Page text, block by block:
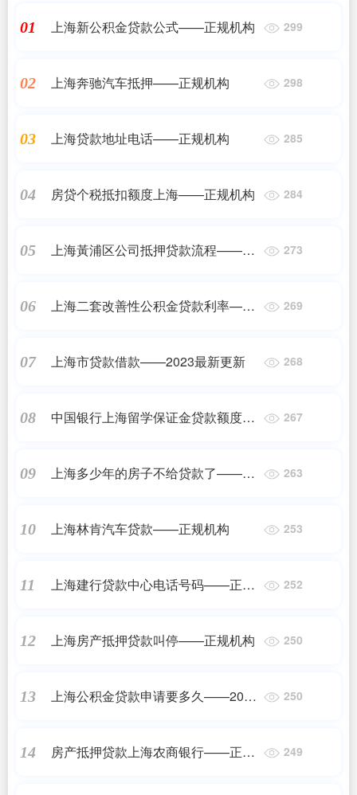
01 上海新公积金贷款公式——正规机构 299
02 上海奔驰汽车抵押——正规机构 298
03 上海贷款地址电话——正规机构 285
04 房贷个税抵扣额度上海——正规机构 284
05
上海黃浦区公司抵押贷款流程——正
273
06
上海二套改善性公积金贷款利率——
269
07 上海市贷款借款——2023最新更新 268
08
中国银行上海留学保证金贷款额度
267
09
上海多少年的房子不给贷款了——正
263
10 上海林肯汽车贷款——正规机构 253
11
上海建行贷款中心电话号码——正规
252
12 上海房产抵押贷款叫停——正规机构 250
13
上海公积金贷款申请要多久——2023
250
14
房产抵押贷款上海农商银行——正规
249